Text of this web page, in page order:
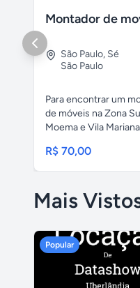
São Paulo, Sé
São Paulo
Para encontrar um
de móveis na Zona
Moema e Vila
R$ 70,00
Mais
Popular